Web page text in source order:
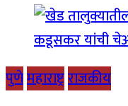
पुणेमहाराष्ट्रराजकीय